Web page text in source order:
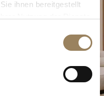
ihnen bereitgestellt
in einer